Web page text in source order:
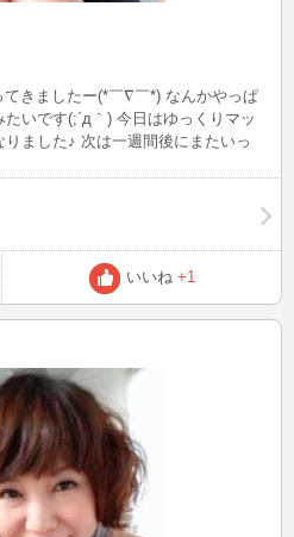
きましたー(*￣∇￣*) なんかやっぱ
いです(;´д｀) 今日はゆっくりマッ
ました♪ 次は一週間後にまたいっ
ました(v^ー°) 制服だけど、自腹な
いいね +1